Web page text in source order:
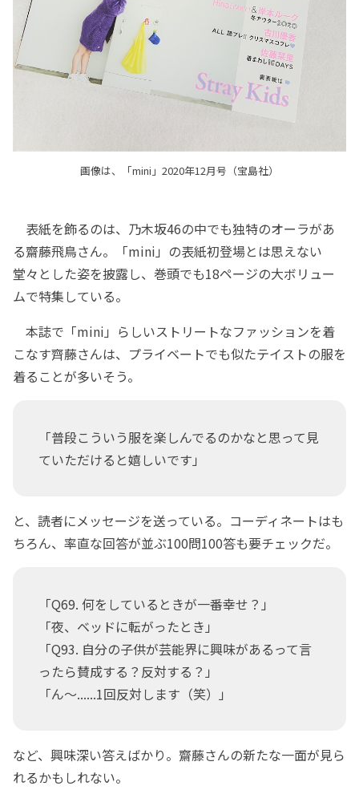
画像は、「mini」2020年12月号（宝島社）
表紙を飾るのは、乃木坂46の中でも独特のオーラがあ
る齋藤飛鳥さん。「mini」の表紙初登場とは思えない
堂々とした姿を披露し、巻頭でも18ページの大ボリュー
ムで特集している。
本誌で「mini」らしいストリートなファッションを着
こなす齊藤さんは、プライベートでも似たテイストの服を
着ることが多いそう。
「普段こういう服を楽しんでるのかなと思って見
ていただけると嬉しいです」
と、読者にメッセージを送っている。コーディネートはも
ちろん、率直な回答が並ぶ100問100答も要チェックだ。
「Q69. 何をしているときが一番幸せ？」
「夜、ベッドに転がったとき」
「Q93. 自分の子供が芸能界に興味があるって言
ったら賛成する？反対する？」
「ん～......1回反対します（笑）」
など、興味深い答えばかり。齋藤さんの新たな一面が見ら
れるかもしれない。